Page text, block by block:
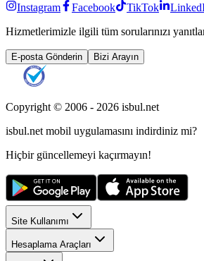
Instagram Facebook TikTok
Hizmetlerimizle ilgili tüm sorularınızı
E-posta Gönderin Bizi Arayın
Copyright © 2006 - 2026 isbul.net
isbul.net mobil uygulamasını indirdiniz mi?
Hiçbir güncellemeyi kaçırmayın!
Site Kullanımı
Hesaplama Araçları